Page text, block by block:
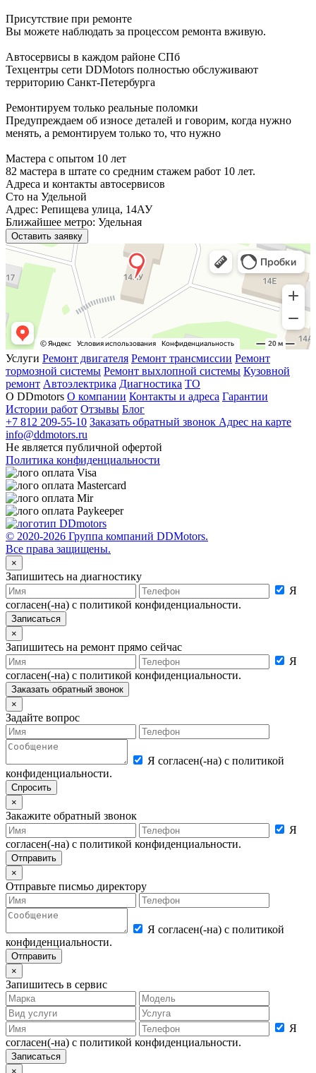
Присутствие при ремонте
Вы можете наблюдать за процессом ремонта вживую.
Автосервисы в каждом районе СПб
Техцентры сети DDMotors полностью обслуживают
территорию Санкт-Петербурга
Ремонтируем только реальные поломки
Предупреждаем об износе деталей и говорим, когда нужно
менять, а ремонтируем только то, что нужно
Мастера с опытом 10 лет
82 мастера в штате со средним стажем работ 10 лет.
Адреса и контакты автосервисов
Сто на Удельной
Адрес: Репищева улица, 14АУ
Ближайшее метро: Удельная
Оставить заявку
Услуги Ремонт двигателя Ремонт трансмиссии Ремонт
тормозной системы Ремонт выхлопной системы Кузовной
ремонт Автоэлектрика Диагностика ТО
О DDmotors О компании Контакты и адреса Гарантии
Истории работ Отзывы Блог
+7 812 209-55-10 Заказать обратный звонок Адрес на карте
info@ddmotors.ru
Не является публичной офертой
Политика конфиденциальности
© 2020-2026 Группа компаний DDMotors.
Все права защищены.
×
Запишитесь на диагностику
Я
согласен(-на) с политикой конфиденциальности.
×
Запишитесь на ремонт прямо сейчас
Я
согласен(-на) с политикой конфиденциальности.
×
Задайте вопрос
Я согласен(-на) с политикой
конфиденциальности.
×
Закажите обратный звонок
Я
согласен(-на) с политикой конфиденциальности.
×
Отправьте писмьо директору
Я согласен(-на) с политикой
конфиденциальности.
×
Запишитесь в сервис
Я
согласен(-на) с политикой конфиденциальности.